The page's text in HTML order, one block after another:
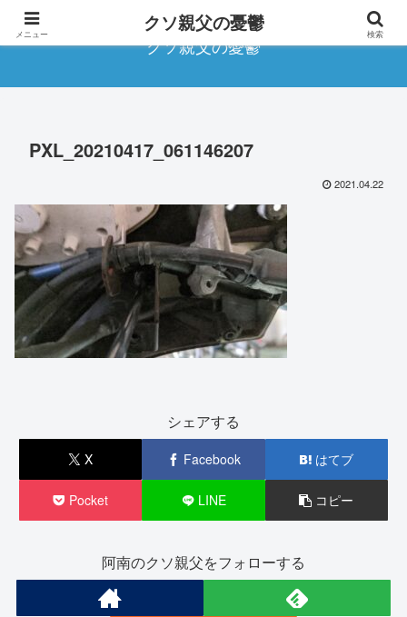
クソ親父の憂鬱
PXL_20210417_061146207
2021.04.22
シェアする
X Facebook はてブ
Pocket LINE コピー
阿南のクソ親父をフォローする
メニュー クソ親父の憂鬱 検索